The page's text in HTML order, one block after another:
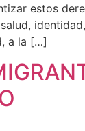
estos
a la […]